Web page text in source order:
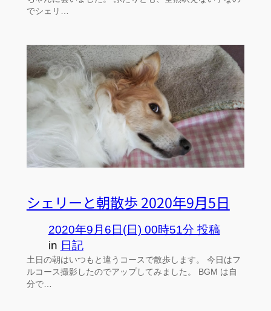
でシェリ…
シェリーと朝散歩 2020年9月5日
2020年9月6日(日) 00時51分 投稿
in 日記
土日の朝はいつもと違うコースで散歩します。 今日はフ
ルコース撮影したのでアップしてみました。 BGM は自
分で…